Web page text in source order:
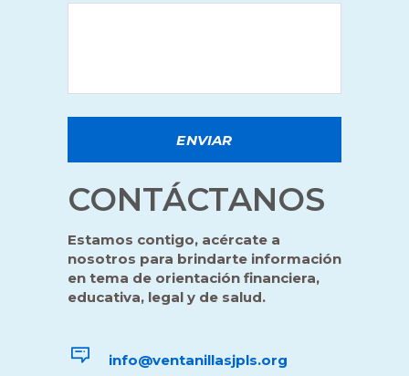
CONTÁCTANOS
Estamos contigo, acércate a
nosotros para brindarte información
en tema de orientación financiera,
educativa, legal y de salud.
info@ventanillasjpls.org